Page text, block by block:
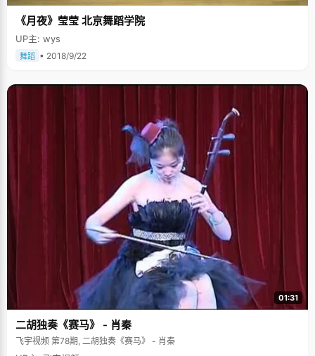
《月夜》莹莹 北京舞蹈学院
UP主: wys
舞蹈 • 2018/9/22
01:31
二胡独奏《赛马》 - 肖秦
飞宇视频 第78期, 二胡独奏《赛马》 - 肖秦